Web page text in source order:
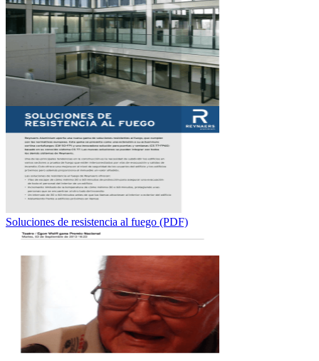
Soluciones de resistencia al fuego (PDF)